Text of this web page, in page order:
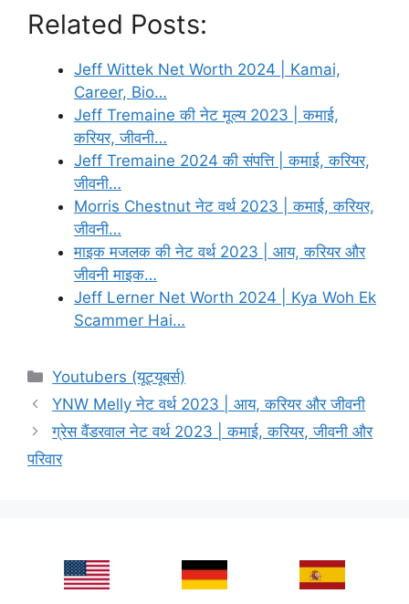
Related Posts:
Jeff Wittek Net Worth 2024 | Kamai,
Career, Bio…
Jeff Tremaine की नेट मूल्य 2023 | कमाई,
करियर, जीवनी…
Jeff Tremaine 2024 की संपत्ति | कमाई, करियर,
जीवनी…
Morris Chestnut नेट वर्थ 2023 | कमाई, करियर,
जीवनी…
माइक मजलक की नेट वर्थ 2023 | आय, करियर और
जीवनी माइक…
Jeff Lerner Net Worth 2024 | Kya Woh Ek
Scammer Hai…
Categories
Youtubers (यूट्यूबर्स)
YNW Melly नेट वर्थ 2023 | आय, करियर और जीवनी
ग्रेस वैंडरवाल नेट वर्थ 2023 | कमाई, करियर, जीवनी और
परिवार